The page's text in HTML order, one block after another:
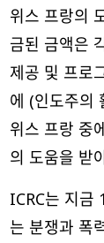
위스 프랑의
금된 금액은
제공 및 프로
에 (인도주의
위스 프랑 중
의 도움을 받
ICRC는 지금
는 분쟁과 폭